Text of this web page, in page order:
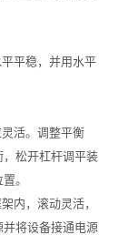
平稳，并用水平
活。调整平衡
松开杠杆调平装
。
内，滚动灵活，
将设备接通电源